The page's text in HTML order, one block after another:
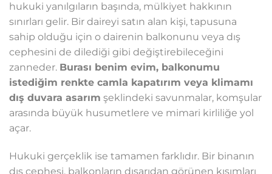
hukuki yanılgıların başında, mülkiyet hakkının
sınırları gelir. Bir daireyi satın alan kişi, tapusuna
sahip olduğu için o dairenin balkonunu veya dış
cephesini de dilediği gibi değiştirebileceğini
zanneder. Burası benim evim, balkonumu
istediğim renkte camla kapatırım veya klimamı
dış duvara asarım şeklindeki savunmalar, komşular
arasında büyük husumetlere ve mimari kirliliğe yol
açar.
Hukuki gerçeklik ise tamamen farklıdır. Bir binanın
dış cephesi, balkonların dışarıdan görünen kısımları